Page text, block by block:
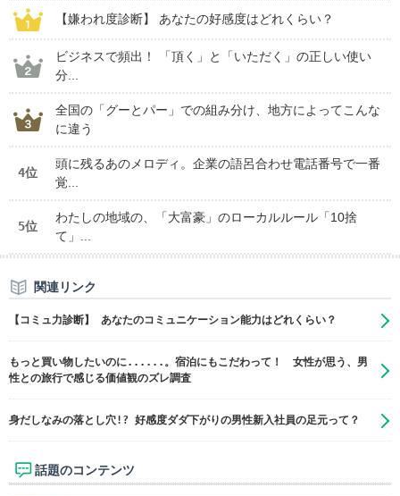
【嫌われ度診断】 あなたの好感度はどれくらい？
ビジネスで頻出！ 「頂く」と「いただく」の正しい使い
分...
全国の「グーとパー」での組み分け、地方によってこんな
に違う
4位
頭に残るあのメロディ。企業の語呂合わせ電話番号で一番
覚...
5位
わたしの地域の、「大富豪」のローカルルール「10捨
て」...
関連リンク
【コミュ力診断】 あなたのコミュニケーション能力はどれくらい？
もっと買い物したいのに......。宿泊にもこだわって！ 女性が思う、男
性との旅行で感じる価値観のズレ調査
身だしなみの落とし穴!? 好感度ダダ下がりの男性新入社員の足元って？
話題のコンテンツ